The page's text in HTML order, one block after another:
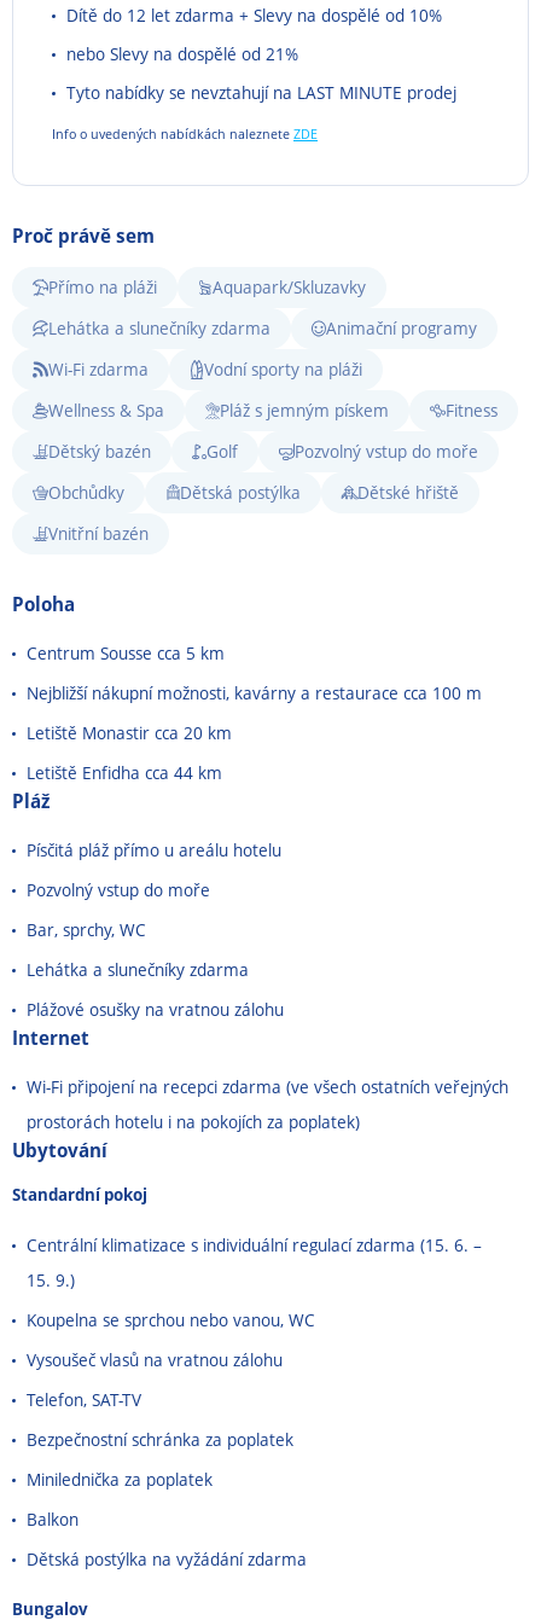
Dítě do 12 let zdarma + Slevy na dospělé od 10%
nebo Slevy na dospělé od 21%
Tyto nabídky se nevztahují na LAST MINUTE prodej
Info o uvedených nabídkách naleznete ZDE
Proč právě sem
Přímo na pláži
Aquapark/Skluzavky
Lehátka a slunečníky zdarma
Animační programy
Wi-Fi zdarma
Vodní sporty na pláži
Wellness & Spa
Pláž s jemným pískem
Fitness
Dětský bazén
Golf
Pozvolný vstup do moře
Obchůdky
Dětská postýlka
Dětské hřiště
Vnitřní bazén
Poloha
Centrum Sousse cca 5 km
Nejbližší nákupní možnosti, kavárny a restaurace cca 100 m
Letiště Monastir cca 20 km
Letiště Enfidha cca 44 km
Pláž
Písčitá pláž přímo u areálu hotelu
Pozvolný vstup do moře
Bar, sprchy, WC
Lehátka a slunečníky zdarma
Plážové osušky na vratnou zálohu
Internet
Wi-Fi připojení na recepci zdarma (ve všech ostatních veřejných
prostorách hotelu i na pokojích za poplatek)
Ubytování
Standardní pokoj
Centrální klimatizace s individuální regulací zdarma (15. 6. –
15. 9.)
Koupelna se sprchou nebo vanou, WC
Vysoušeč vlasů na vratnou zálohu
Telefon, SAT-TV
Bezpečnostní schránka za poplatek
Minilednička za poplatek
Balkon
Dětská postýlka na vyžádání zdarma
Bungalov